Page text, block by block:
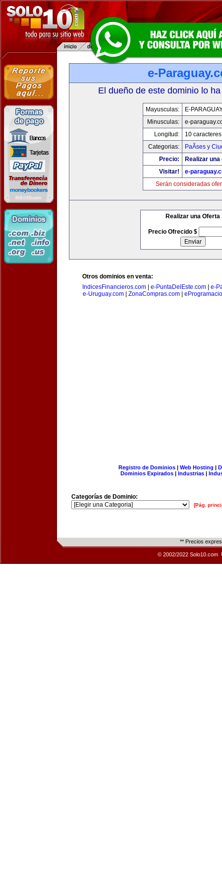
e-
El dueño de este dominio lo
Mayusculas:
E-
Minusculas:
e-
Longitud:
10 caracteres
Categorias:
PaÃ­ses y
Precio:
Realizar
Visitar!
e-
Serán consideradas
Realizar una Oferta
Precio Ofrecido $
Otros dominios en venta:
IndicesFinancieros.com
e-PuntaDelEste.com
e-
e-Uruguay.com
ZonaCompras.com
Registro de Dominios| Web Hosting |
Dominios Expirados | Industrias |
Categorías de Dominio:
[Pág.
** Precios
© 2002/2022 Solo10.com